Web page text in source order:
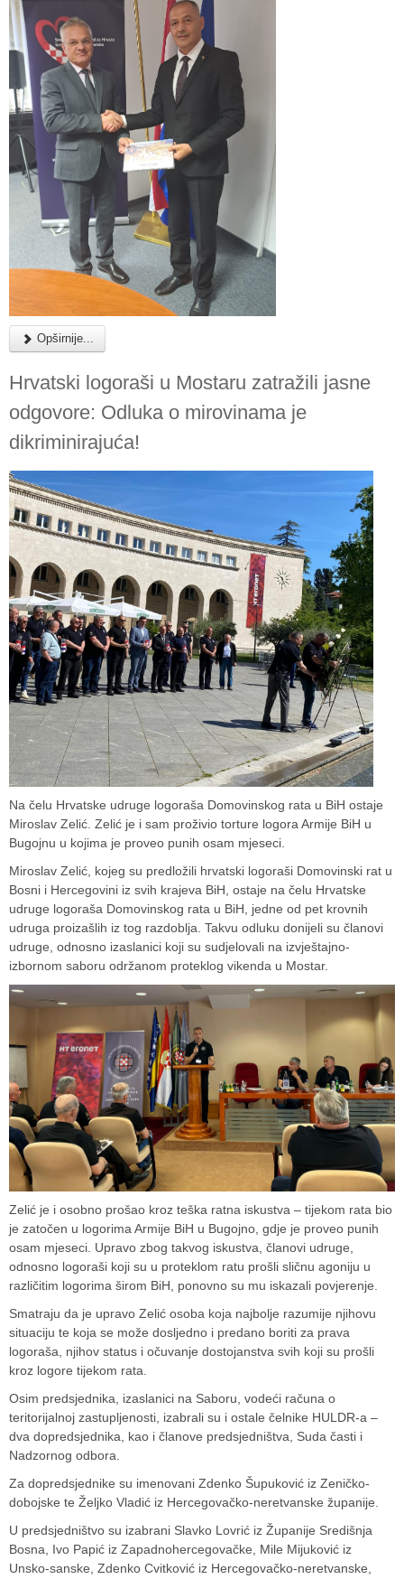
Opširnije...
Hrvatski logoraši u Mostaru zatražili jasne
odgovore: Odluka o mirovinama je
dikriminirajuća!
Na čelu Hrvatske udruge logoraša Domovinskog rata u BiH ostaje
Miroslav Zelić. Zelić je i sam proživio torture logora Armije BiH u
Bugojnu u kojima je proveo punih osam mjeseci.
Miroslav Zelić , kojeg su predložili hrvatski logoraši Domovinski rat u
Bosni i Hercegovini iz svih krajeva BiH, ostaje na čelu Hrvatske
udruge logoraša Domovinskog rata u BiH, jedne od pet krovnih
udruga proizašlih iz tog razdoblja. Takvu odluku donijeli su članovi
udruge, odnosno izaslanici koji su sudjelovali na izvještajno-
izbornom saboru održanom proteklog vikenda u Mostar.
Zelić je i osobno prošao kroz teška ratna iskustva – tijekom rata bio
je zatočen u logorima Armije BiH u Bugojno, gdje je proveo punih
osam mjeseci. Upravo zbog takvog iskustva, članovi udruge,
odnosno logoraši koji su u proteklom ratu prošli sličnu agoniju u
različitim logorima širom BiH, ponovno su mu iskazali povjerenje.
Smatraju da je upravo Zelić osoba koja najbolje razumije njihovu
situaciju te koja se može dosljedno i predano boriti za prava
logoraša, njihov status i očuvanje dostojanstva svih koji su prošli
kroz logore tijekom rata.
Osim predsjednika, izaslanici na Saboru, vodeći računa o
teritorijalnoj zastupljenosti, izabrali su i ostale čelnike HULDR-a –
dva dopredsjednika, kao i članove predsjedništva, Suda časti i
Nadzornog odbora.
Za dopredsjednike su imenovani Zdenko Šupuković iz Zeničko-
dobojske te Željko Vladić iz Hercegovačko-neretvanske županije.
U predsjedništvo su izabrani Slavko Lovrić iz Županije Središnja
Bosna, Ivo Papić iz Zapadnohercegovačke, Mile Mijuković iz
Unsko-sanske, Zdenko Cvitković iz Hercegovačko-neretvanske,